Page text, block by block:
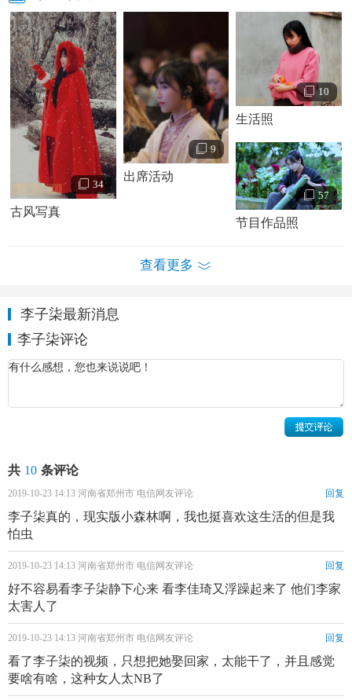
李子柒个人资料简介 李子柒古风写真照
李子柒喜欢厨艺，小时候跟着爷爷也学过不少厨技，山
摄像、出演、剪辑都由她一个人完成。李子柒的作品题材来
源于中国人古朴的传统生活，以中华民族引以为傲的美食文
因为李子柒做菜视频都是源于生活，锅碗瓢盆都是返璞
亲为，简直就是什么都会的全能手，酿美酒、做花茶、弄花
酱、拉拉面等手艺信手拈来，还会搭房子、做木梯、锄地、
搭木桥、做沙发床秋千。
34
古风写真
9
出席活动
10
生活照
57
节目作品照
查看更多
李子柒最新消息
李子柒评论
共 10 条评论
2019-10-23 14:13 河南省郑州市 电信网友评论 回复
李子柒真的，现实版小森林啊，我也挺喜欢这生活的但是我
怕虫
2019-10-23 14:13 河南省郑州市 电信网友评论 回复
好不容易看李子柒静下心来 看李佳琦又浮躁起来了 他们李家
太害人了
2019-10-23 14:13 河南省郑州市 电信网友评论 回复
看了李子柒的视频，只想把她娶回家，太能干了，并且感觉
要啥有啥，这种女人太NB了